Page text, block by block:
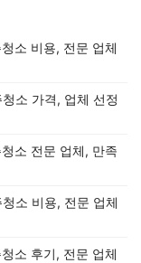
소 비용, 전문 업체
소 가격, 업체 선정
소 전문 업체, 만족
소 비용, 전문 업체
소 후기, 전문 업체